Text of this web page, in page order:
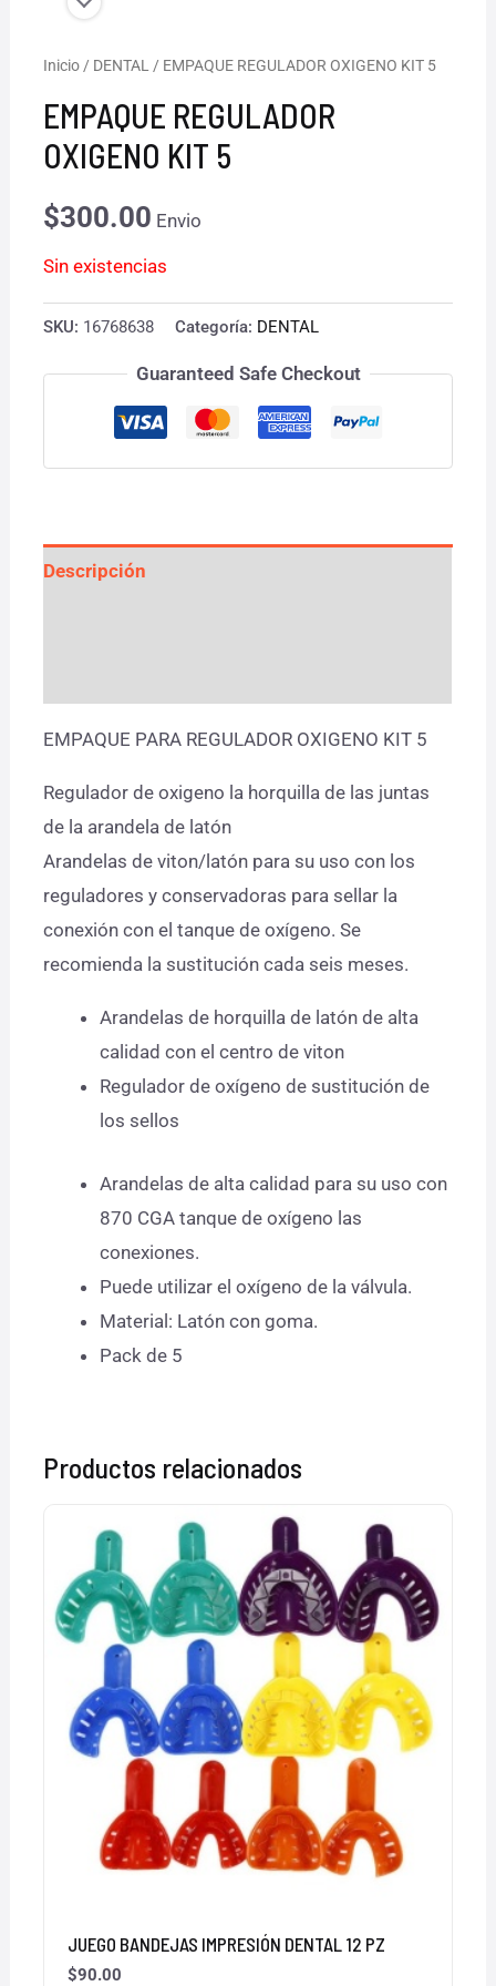
Inicio / DENTAL / EMPAQUE REGULADOR OXIGENO KIT 5
EMPAQUE REGULADOR
OXIGENO KIT 5
$300.00 Envio
Sin existencias
SKU: 16768638 Categoría: DENTAL
Guaranteed Safe Checkout
Descripción
EMPAQUE PARA REGULADOR OXIGENO KIT 5
Regulador de oxigeno la horquilla de las juntas
de la arandela de latón
Arandelas de viton/latón para su uso con los
reguladores y conservadoras para sellar la
conexión con el tanque de oxígeno. Se
recomienda la sustitución cada seis meses.
Arandelas de horquilla de latón de alta
calidad con el centro de viton
Regulador de oxígeno de sustitución de
los sellos
Arandelas de alta calidad para su uso con
870 CGA tanque de oxígeno las
conexiones.
Puede utilizar el oxígeno de la válvula.
Material: Latón con goma.
Pack de 5
Productos relacionados
JUEGO BANDEJAS IMPRESIÓN DENTAL 12 PZ
$90.00